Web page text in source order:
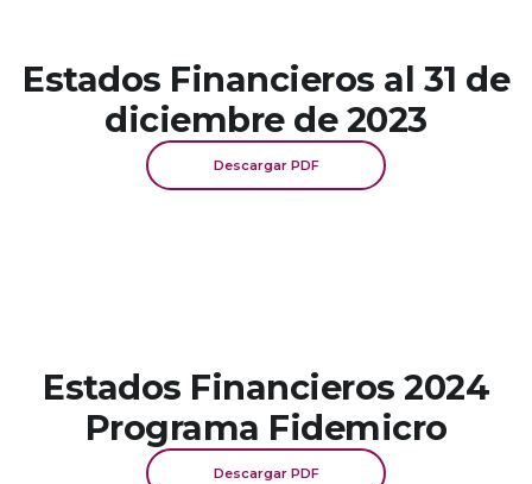
Estados Financieros al 31 de
diciembre de 2023
Descargar PDF
Estados Financieros 2024
Programa Fidemicro
Descargar PDF